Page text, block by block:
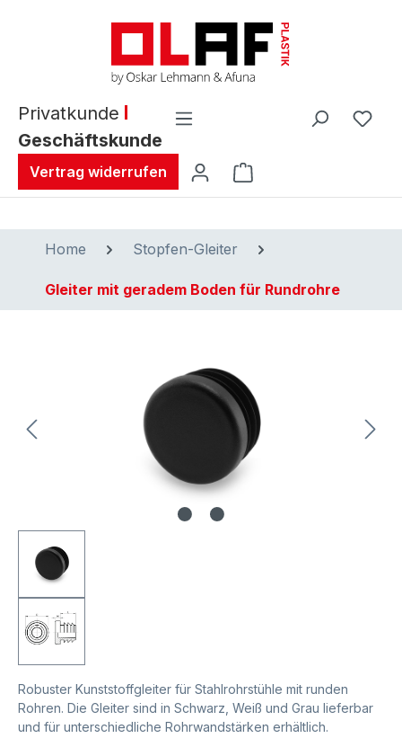
Privatkunde
Geschäftskunde
Vertrag widerrufen Warenkorb enthält
Home Stopfen-Gleiter
Gleiter mit geradem Boden für Rundrohre
Robuster Kunststoffgleiter für Stahlrohrstühle mit runden
Rohren. Die Gleiter sind in Schwarz, Weiß und Grau lieferbar
und für unterschiedliche Rohrwandstärken erhältlich.